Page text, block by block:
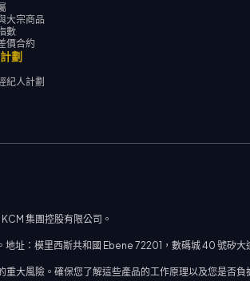
大宗商品
數
價合約
劃
紀人計劃
集團控股有限公司。
址：模里西斯共和國 Ebene 72201，數碼城 40 號矽大
大風險。確保您了解這些產品的工作原理以及您是否